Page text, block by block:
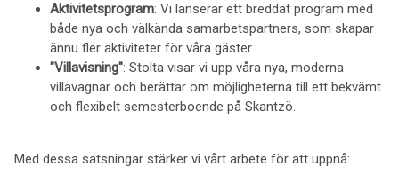
Aktivitetsprogram: Vi lanserar ett breddat program med
både nya och välkända samarbetspartners, som skapar
ännu fler aktiviteter för våra gäster.
"Villavisning": Stolta visar vi upp våra nya, moderna
villavagnar och berättar om möjligheterna till ett bekvämt
och flexibelt semesterboende på Skantzö.
Med dessa satsningar stärker vi vårt arbete för att uppnå: